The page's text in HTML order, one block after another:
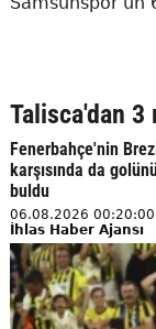
Talisca'dan 3
Fenerbahçe'nin
karşısında da
buldu
06.08.2026 00:20:00
İhlas Haber Ajansı